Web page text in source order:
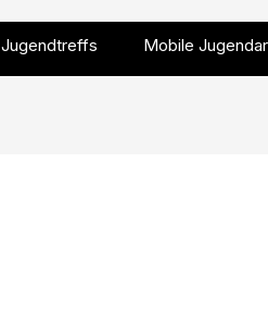
Jugendtreffs
Mobile